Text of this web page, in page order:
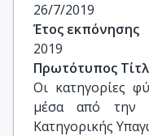
26/7/2019
Έτος εκπόνησης
2019
Πρωτότυπος
Οι κατηγορίες
μέσα από την
Κατηγορικής